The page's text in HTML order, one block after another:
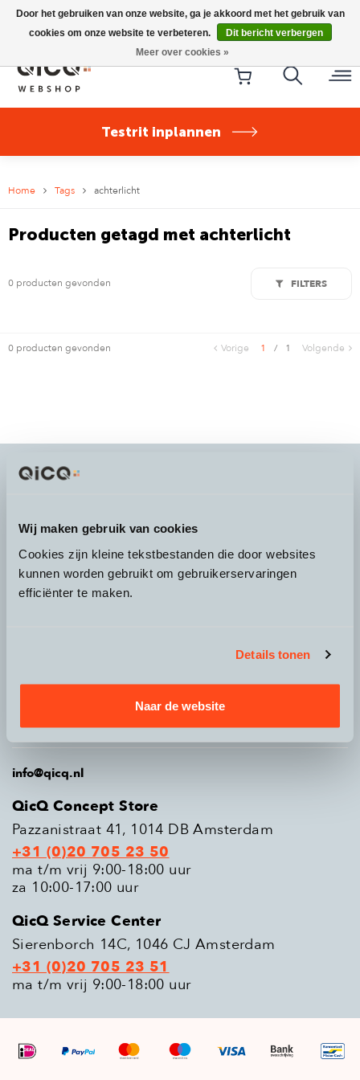
Wij maken gebruik van cookies
Cookies zijn kleine tekstbestanden die door websites
kunnen worden gebruikt om gebruikerservaringen
efficiënter te maken.
Details tonen
Naar de website
Riese & Müller Nevo5 Silent Core nu direct uit voorraad
leverbaar!
Testrit inplannen
Home Tags achterlicht
Producten getagd met achterlicht
0 producten gevonden FILTERS
0 producten gevonden Vorige 1 / 1 Volgende
Over QicQ
Productgroepen
Populaire modellen
info@qicq.nl
QicQ Concept Store
Pazzanistraat 41, 1014 DB Amsterdam
+31 (0)20 705 23 50
ma t/m vrij 9:00-18:00 uur
za 10:00-17:00 uur
QicQ Service Center
Sierenborch 14C, 1046 CJ Amsterdam
+31 (0)20 705 23 51
ma t/m vrij 9:00-18:00 uur
Door het gebruiken van onze website, ga je akkoord met het gebruik van
cookies om onze website te verbeteren.
Dit bericht verbergen
Meer over cookies »